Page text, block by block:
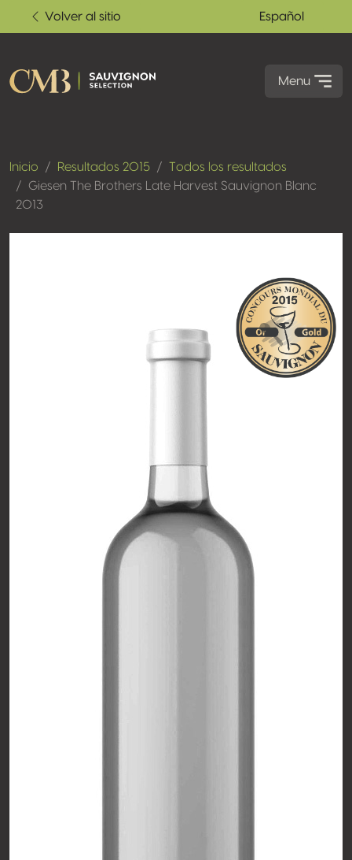
Volver al sitio Español
Menu
Inicio Resultados 2015
Todos los resultados
Giesen The Brothers Late Harvest Sauvignon Blanc
2013